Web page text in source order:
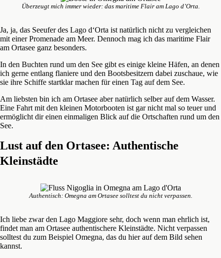
Überzeugt mich immer wieder: das maritime Flair am Lago d’Orta.
Ja, ja, das Seeufer des Lago d‘Orta ist natürlich nicht zu vergleichen
mit einer Promenade am Meer. Dennoch mag ich das maritime Flair
am Ortasee ganz besonders.
In den Buchten rund um den See gibt es einige kleine Häfen, an denen
ich gerne entlang flaniere und den Bootsbesitzern dabei zuschaue, wie
sie ihre Schiffe startklar machen für einen Tag auf dem See.
Am liebsten bin ich am Ortasee aber natürlich selber auf dem Wasser.
Eine Fahrt mit den kleinen Motorbooten ist gar nicht mal so teuer und
ermöglicht dir einen einmaligen Blick auf die Ortschaften rund um den
See.
Lust auf den Ortasee: Authentische
Kleinstädte
Authentisch: Omegna am Ortasee solltest du nicht verpassen.
Ich liebe zwar den Lago Maggiore sehr, doch wenn man ehrlich ist,
findet man am Ortasee authentischere Kleinstädte. Nicht verpassen
solltest du zum Beispiel Omegna, das du hier auf dem Bild sehen
kannst.